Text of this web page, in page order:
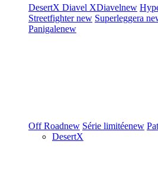
DesertX Diavel XDiavelnew
Streetfighternew Superleggera
Panigalenew
Off Roadnew Série limitéenew
DesertX